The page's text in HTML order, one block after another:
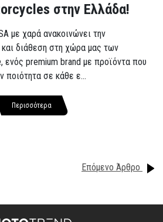
στην Ελλάδα!
με χαρά ανακοινώνει την
διάθεση στη χώρα μας των
ενός premium brand με προϊόντα που
ποιότητα σε κάθε ε...
Περισσότερα
Επόμενο Άρθρο